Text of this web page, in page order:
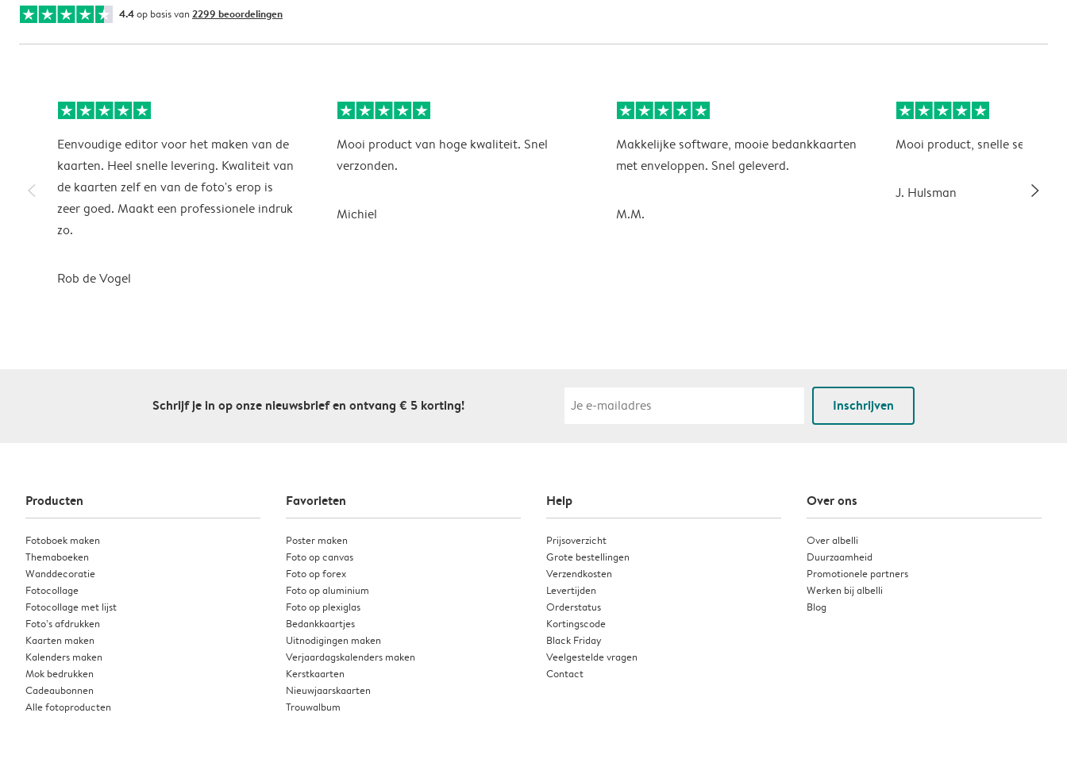
4.4op basis van 2299 beoordelingen
slim_arrow_left
Eenvoudige editor voor het maken van de
kaarten. Heel snelle levering. Kwaliteit van
de kaarten zelf en van de foto's erop is
zeer goed. Maakt een professionele indruk
zo.
Rob de Vogel
Mooi product van hoge kwaliteit. Snel
verzonden.
Michiel
Makkelijke software, mooie bedankkaarten
met enveloppen. Snel geleverd.
M.M.
Mooi product, snelle service.
J. Hulsman slim_arrow_right
Schrijf je in op onze nieuwsbrief en ontvang € 5 korting! Inschrijven
Producten
Fotoboek maken
Themaboeken
Wanddecoratie
Fotocollage
Fotocollage met lijst
Foto’s afdrukken
Kaarten maken
Kalenders maken
Mok bedrukken
Cadeaubonnen
Alle fotoproducten
Favorieten
Poster maken
Foto op canvas
Foto op forex
Foto op aluminium
Foto op plexiglas
Bedankkaartjes
Uitnodigingen maken
Verjaardagskalenders maken
Kerstkaarten
Nieuwjaarskaarten
Trouwalbum
Help
Prijsoverzicht
Grote bestellingen
Verzendkosten
Levertijden
Orderstatus
Kortingscode
Black Friday
Veelgestelde vragen
Contact
Over ons
Over albelli
Duurzaamheid
Promotionele partners
Werken bij albelli
Blog